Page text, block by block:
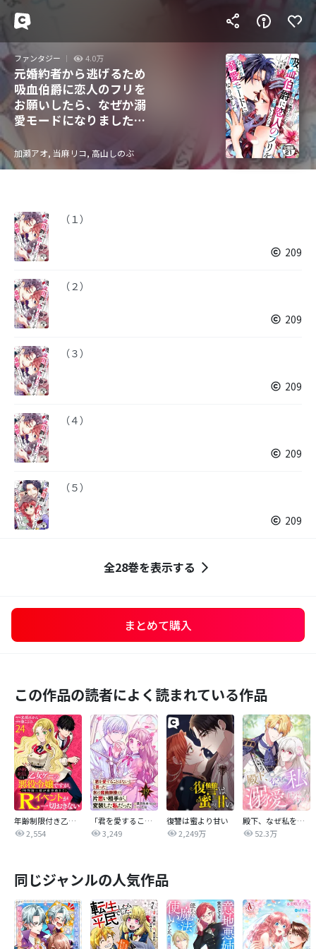
ファンタジー 4.0万
元婚約者から逃げるため
吸血伯爵に恋人のフリを
お願いしたら、なぜか溺
愛モードになりました
分冊版
加瀬アオ, 当麻リコ, 高山しのぶ
（１）
209
（２）
209
（３）
209
（４）
209
（５）
209
全28巻を表示する
まとめて購入
この作品の読者によく読まれている作品
年齢制限付き乙女ゲーの悪役令嬢ですが、堅物騎士様が優秀過ぎてRイベントが一切おきない 【連載版】
2,554
「君を愛することはない」と言った氷の魔術師様の片思い相手が、変装した私だった（コミック）【分冊版】
3,249
復讐は蜜より甘い
2,249万
殿下、なぜ私を溺愛するのですか？
52.3万
同じジャンルの人気作品